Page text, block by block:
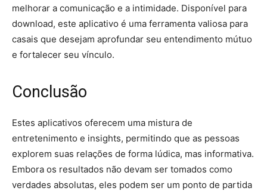
melhorar a comunicação e a intimidade. Disponível para
download, este aplicativo é uma ferramenta valiosa para
casais que desejam aprofundar seu entendimento mútuo
e fortalecer seu vínculo.
Conclusão
Estes aplicativos oferecem uma mistura de
entretenimento e insights, permitindo que as pessoas
explorem suas relações de forma lúdica, mas informativa.
Embora os resultados não devam ser tomados como
verdades absolutas, eles podem ser um ponto de partida